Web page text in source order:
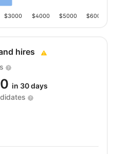
$3000 $4000 $5000 $6000
hires
in 30 days